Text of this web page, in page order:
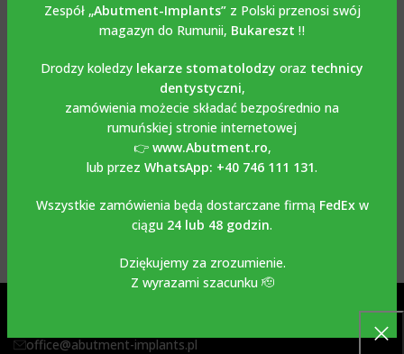
Zespół „Abutment-Implants”z Polski przenosi swój
magazyn do Rumunii, Bukareszt ‼️
Drodzy koledzy lekarze stomatolodzy oraz technicy
dentystyczni,
zamówienia możecie składać bezpośrednio na
rumuńskiej stronie internetowej
👉 www.Abutment.ro,
lub przez WhatsApp: +40 746 111 131.
Wszystkie zamówienia będą dostarczane firmą FedExw
ciągu 24 lub 48 godzin.
Dziękujemy za zrozumienie.
Z wyrazami szacunku 🫡
Ceglarska 27, 30-362 Kraków, Polska
office@abutment-implants.pl